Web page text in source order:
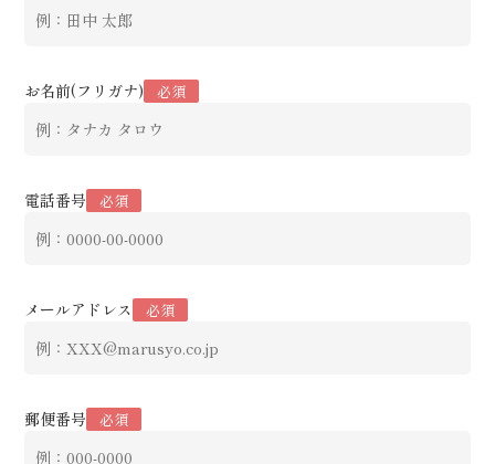
お名前(フリガナ) 必須
電話番号 必須
メールアドレス 必須
郵便番号 必須